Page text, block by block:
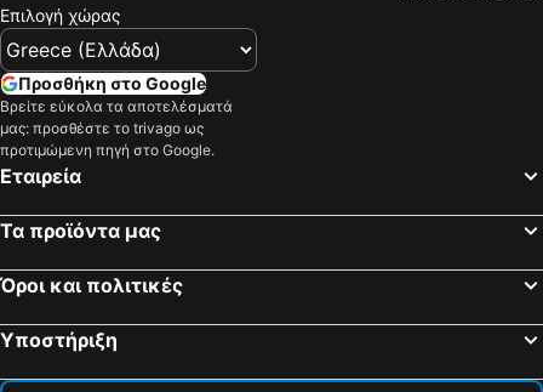
Επιλογή χώρας
Προσθήκη στο Google
Βρείτε εύκολα τα αποτελέσματά
μας: προσθέστε το trivago ως
προτιμώμενη πηγή στο Google.
Εταιρεία
Τα προϊόντα μας
Όροι και πολιτικές
Υποστήριξη